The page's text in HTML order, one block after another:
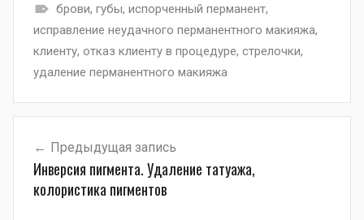
брови, губы, испорченный перманент,
исправление неудачного перманентного макияжа,
клиенту, отказ клиенту в процедуре, стрелочки,
удаление перманентного макияжа
по
записям
Предыдущая запись
Инверсия пигмента. Удаление татуажа,
колористика пигментов